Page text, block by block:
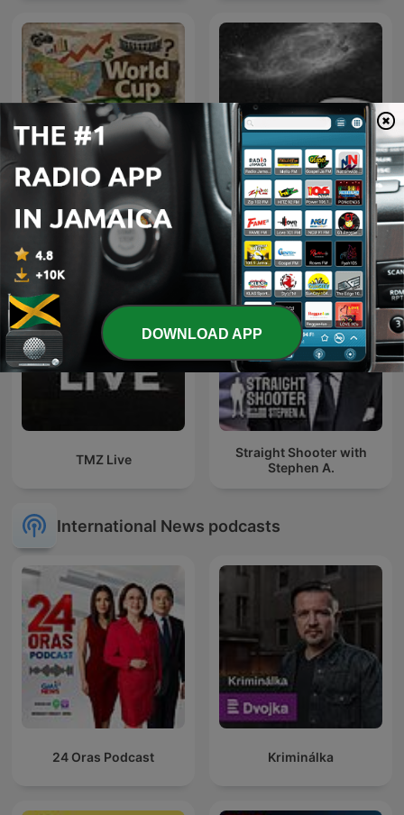
World Cup 2026 Pulse QQ🍜
TMZ Live
Straight Shooter with
Stephen A.
International News podcasts
24 Oras Podcast Kriminálka
DOWNLOAD APP